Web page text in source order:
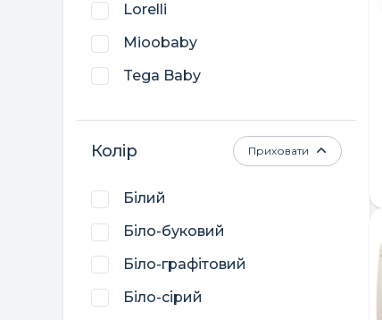
Lorelli
Mioobaby
Tega Baby
Гойдалка
Кузя
ТМ DeSon
Трія
Україна
Колір
Білий
Біло-буковий
Біло-графітовий
Біло-сірий
Приховати